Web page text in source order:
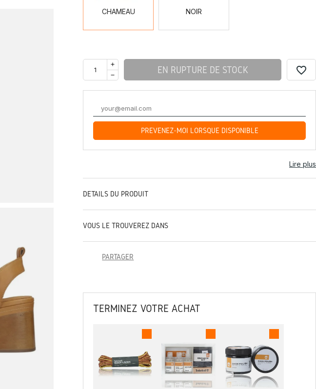
CHAMEAU NOIR
EN RUPTURE DE STOCK
PRÉVENEZ-MOI LORSQUE DISPONIBLE
favorite_border
Lire plus
DÉTAILS DU PRODUIT
VOUS LE TROUVEREZ DANS
PARTAGER
TERMINEZ VOTRE ACHAT